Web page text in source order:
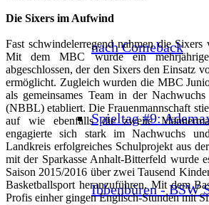
nach Comeback
Spieltag #9:
Ibbenbüren - BSW
Die Sixers im Aufwind
Fast schwindelerregend nahmen die Sixers
Mit dem MBC wurde ein mehrjähriger
abgeschlossen, der den Sixers den Einsatz
ermöglicht. Zugleich wurden die MBC
als gemeinsames Team in der
(NBBL) etabliert. Die Frauenmannschaft
auf wie ebenfalls die zweite
engagierte sich stark im Nachwuchs
Landkreis erfolgreiches Schulprojekt aus
mit der Sparkasse Anhalt-Bitterfeld wurde
Saison 2015/2016 über zwei Tausend
Basketballsport heranzuführen. Mit dem
Profis einher gingen Englisch-Stunden mit